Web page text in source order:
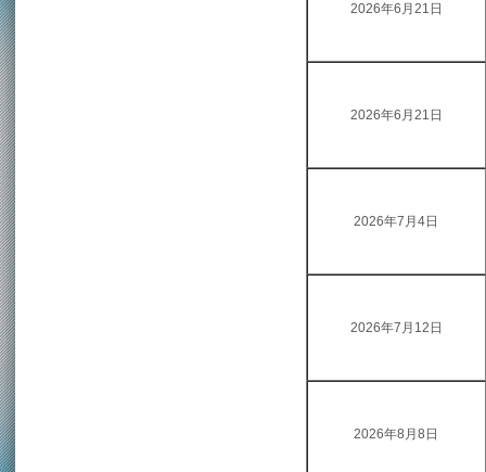
2026年6月21日
2026年6月21日
2026年7月4日
2026年7月12日
2026年8月8日